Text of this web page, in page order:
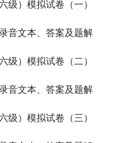
级）模拟试卷（一）
音文本、答案及题解
级）模拟试卷（二）
音文本、答案及题解
级）模拟试卷（三）